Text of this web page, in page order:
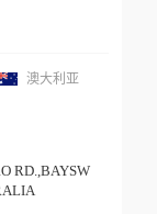
澳大利亚
RD.,BAYSW